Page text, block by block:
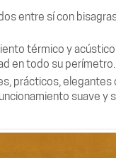
entre sí con
térmico y
en todo su perímetro.
prácticos, elegantes
suave y